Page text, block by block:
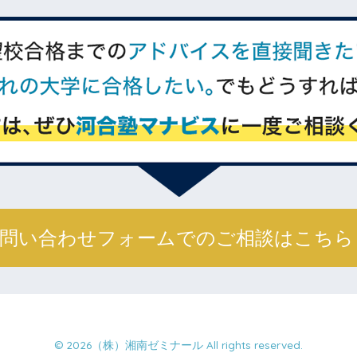
い合わせフォームでのご相談はこち
© 2026（株）湘南ゼミナール All rights reserved.